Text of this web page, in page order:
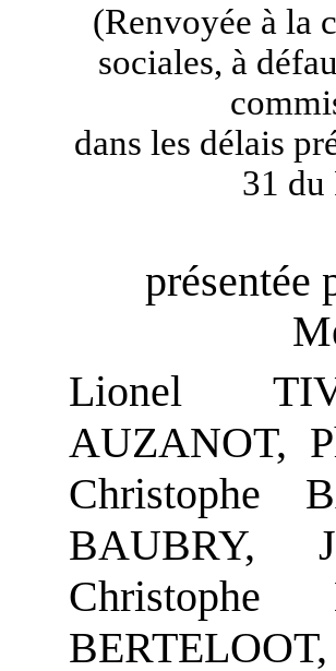
(Renvoyée à la
sociales, à
dans les délais
31 du
présentée
Lionel
AUZANOT,
Christophe
BAUBRY,
Christophe